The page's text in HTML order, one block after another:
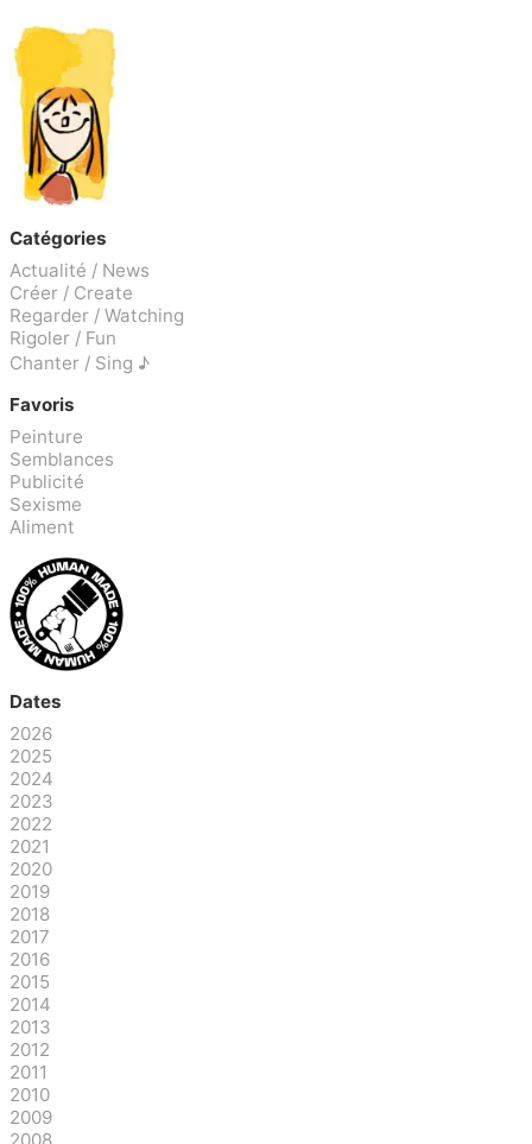
Catégories
Actualité / News
Créer / Create
Regarder / Watching
Rigoler / Fun
Chanter / Sing ♪
Favoris
Peinture
Semblances
Publicité
Sexisme
Aliment
Dates
2026
2025
2024
2023
2022
2021
2020
2019
2018
2017
2016
2015
2014
2013
2012
2011
2010
2009